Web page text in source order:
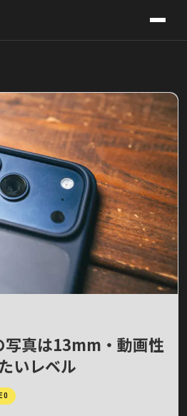
真は13mm・動画性
いレベル